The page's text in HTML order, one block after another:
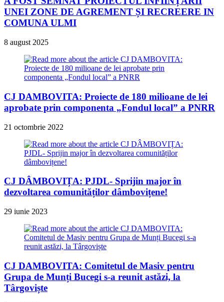
UNEI ZONE DE AGREMENT ȘI RECREERE IN
COMUNA ULMI
8 august 2025
CJ DAMBOVITA: Proiecte de 180 milioane de lei
aprobate prin componenta „Fondul local” a PNRR
21 octombrie 2022
CJ DÂMBOVIȚA: PJDL- Sprijin major în
dezvoltarea comunităților dâmbovițene!
29 iunie 2023
CJ DAMBOVITA: Comitetul de Masiv pentru
Grupa de Munți Bucegi s-a reunit astăzi, la
Târgoviște